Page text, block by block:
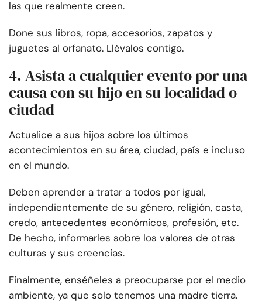
las que realmente creen.
Done sus libros, ropa, accesorios, zapatos y
juguetes al orfanato. Llévalos contigo.
4. Asista a cualquier evento por una
causa con su hijo en su localidad o
ciudad
Actualice a sus hijos sobre los últimos
acontecimientos en su área, ciudad, país e incluso
en el mundo.
Deben aprender a tratar a todos por igual,
independientemente de su género, religión, casta,
credo, antecedentes económicos, profesión, etc.
De hecho, informarles sobre los valores de otras
culturas y sus creencias.
Finalmente, enséñeles a preocuparse por el medio
ambiente, ya que solo tenemos una madre tierra.